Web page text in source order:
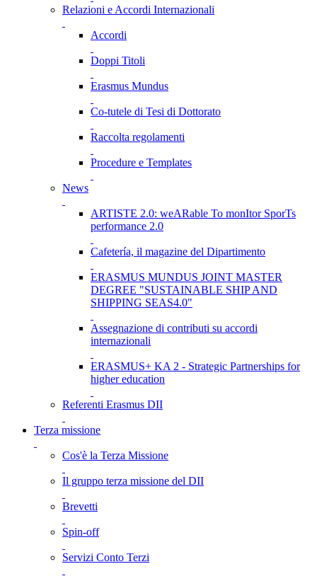
Relazioni e Accordi Internazionali
Accordi
Doppi Titoli
Erasmus Mundus
Co-tutele di Tesi di Dottorato
Raccolta regolamenti
Procedure e Templates
News
ARTISTE 2.0: weARable To monItor SporTs
performance 2.0
Cafetería, il magazine del Dipartimento
ERASMUS MUNDUS JOINT MASTER
DEGREE "SUSTAINABLE SHIP AND
SHIPPING SEAS4.0"
Assegnazione di contributi su accordi
internazionali
ERASMUS+ KA 2 - Strategic Partnerships for
higher education
Referenti Erasmus DII
Terza missione
Cos'è la Terza Missione
Il gruppo terza missione del DII
Brevetti
Spin-off
Servizi Conto Terzi